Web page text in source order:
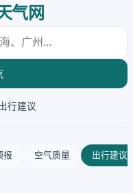
气网
行建议
报 空气质量 出行建议